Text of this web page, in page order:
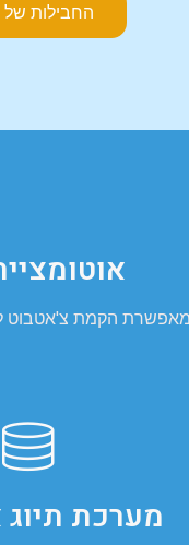
החבילות
הקמת צ'אטבוט
מערכת תיוג